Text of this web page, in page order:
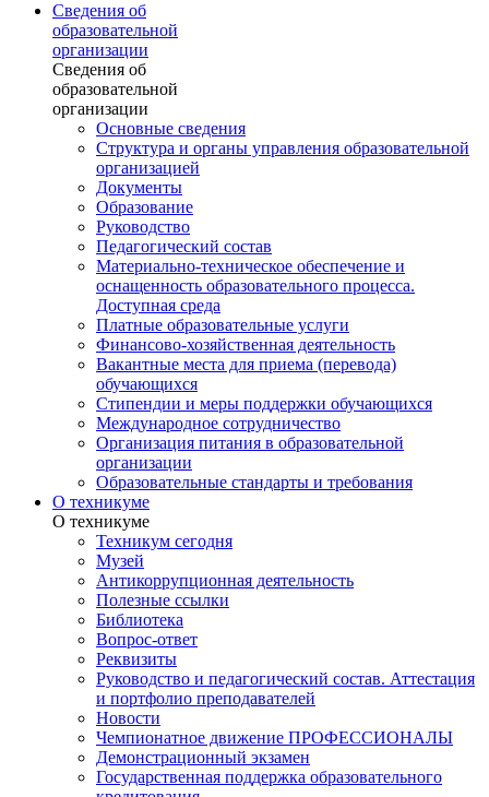
Сведения об
образовательной
организации
Сведения об
образовательной
организации
Основные сведения
Структура и органы управления образовательной
организацией
Документы
Образование
Руководство
Педагогический состав
Материально-техническое обеспечение и
оснащенность образовательного процесса.
Доступная среда
Платные образовательные услуги
Финансово-хозяйственная деятельность
Вакантные места для приема (перевода)
обучающихся
Стипендии и меры поддержки обучающихся
Международное сотрудничество
Организация питания в образовательной
организации
Образовательные стандарты и требования
О техникуме
О техникуме
Техникум сегодня
Музей
Антикоррупционная деятельность
Полезные ссылки
Библиотека
Вопрос-ответ
Реквизиты
Руководство и педагогический состав. Аттестация
и портфолио преподавателей
Новости
Чемпионатное движение ПРОФЕССИОНАЛЫ
Демонстрационный экзамен
Государственная поддержка образовательного